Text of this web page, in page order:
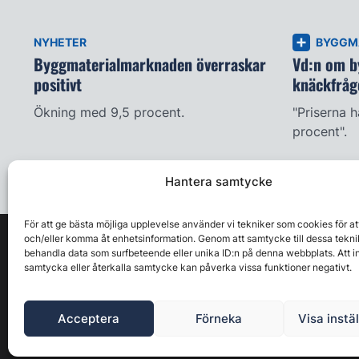
Hantera samtycke
För att ge bästa möjliga upplevelse använder vi tekniker som cookies för
och/eller komma åt enhetsinformation. Genom att samtycke till dessa
behandla data som surfbeteende eller unika ID:n på denna webbplats. Att
samtycka eller återkalla samtycke kan påverka vissa funktioner negativt.
Acceptera Förneka Visa
NYHETER
Byggmaterialmarknaden överraskar
positivt
Ökning med 9,5 procent.
Vd:n om
"Priserna
procent".